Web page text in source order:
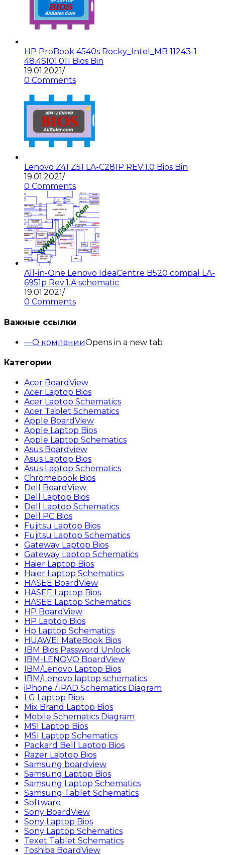
HP ProBook 4540s Rocky_Intel_MB 11243-1
48.4SI01.011 Bios Bin
19.01.2021/
0 Comments
Lenovo Z41 Z51 LA-C281P REV:1.0 Bios Bin
19.01.2021/
0 Comments
All-in-One Lenovo IdeaCentre B520 compal LA-
6951p Rev:1.A schematic
19.01.2021/
0 Comments
Важные ссылки
О компанииOpens in a new tab
Категории
Acer BoardView
Acer Laptop Bios
Acer Laptop Schematics
Acer Tablet Schematics
Apple BoardView
Apple Laptop Bios
Apple Laptop Schematics
Asus Boardview
Asus Laptop Bios
Asus Laptop Schematics
Chromebook Bios
Dell BoardView
Dell Laptop Bios
Dell Laptop Schematics
Dell PC Bios
Fujitsu Laptop Bios
Fujitsu Laptop Schematics
Gateway Laptop Bios
Gateway Laptop Schematics
Haier Laptop Bios
Haier Laptop Schematics
HASEE BoardView
HASEE Laptop Bios
HASEE Laptop Schematics
HP BoardView
HP Laptop Bios
Hp Laptop Schematics
HUAWEI MateBook Bios
IBM Bios Password Unlock
IBM-LENOVO BoardView
IBM/Lenovo Laptop Bios
IBM/Lenovo laptop schematics
iPhone / iPAD Schematics Diagram
LG Laptop Bios
Mix Brand Laptop Bios
Mobile Schematics Diagram
MSI Laptop Bios
MSI Laptop Schematics
Packard Bell Laptop Bios
Razer Laptop Bios
Samsung boardview
Samsung Laptop Bios
Samsung Laptop Schematics
Samsung Tablet Schematics
Software
Sony BoardView
Sony Laptop Bios
Sony Laptop Schematics
Texet Tablet Schematics
Toshiba BoardView